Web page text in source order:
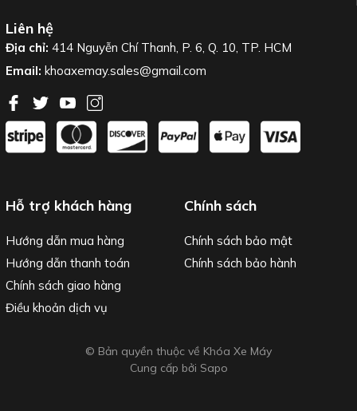
Liên hệ
Địa chỉ: 414 Nguyễn Chí Thanh, P. 6, Q. 10, TP. HCM
Email: khoaxemay.sales@gmail.com
Hỗ trợ khách hàng
Hướng dẫn mua hàng
Hướng dẫn thanh toán
Chính sách giao hàng
Điều khoản dịch vụ
Chính sách
Chính sách bảo mật
Chính sách bảo hành
© Bản quyền thuộc về Khóa Xe Máy
Cung cấp bởi Sapo